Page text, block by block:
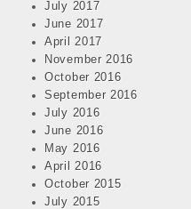
July 2017
June 2017
April 2017
November 2016
October 2016
September 2016
July 2016
June 2016
May 2016
April 2016
October 2015
July 2015